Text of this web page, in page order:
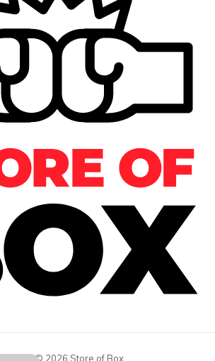
© 2026 Store of Box